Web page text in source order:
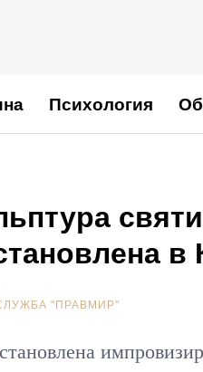
Психология
в
"ПРАВМИР"